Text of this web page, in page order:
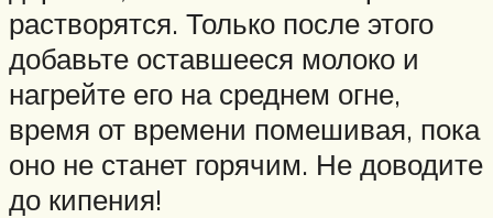
растворятся. Только после этого
добавьте оставшееся молоко и
нагрейте его на среднем огне,
время от времени помешивая, пока
оно не станет горячим. Не доводите
до кипения!